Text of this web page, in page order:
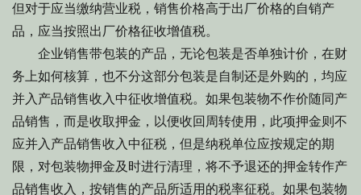
但对于应当缴纳营业税，销售价格高于出厂价格的自销产
品，应当按照出厂价格征收增值税。
企业销售带包装的产品，无论包装是否单独计价，在财
务上如何核算，也不分这部分包装是自制还是外购的，均应
并入产品销售收入中征收增值税。如果包装物不作价随同产
品销售，而是收取押金，以便收回周转使用，此项押金则不
应并入产品销售收入中征税，但是纳税单位应按规定的期
限，对包装物押金及时进行清理，将不予退还的押金转作产
品销售收入，按销售的产品所适用的税率征税。如果包装物